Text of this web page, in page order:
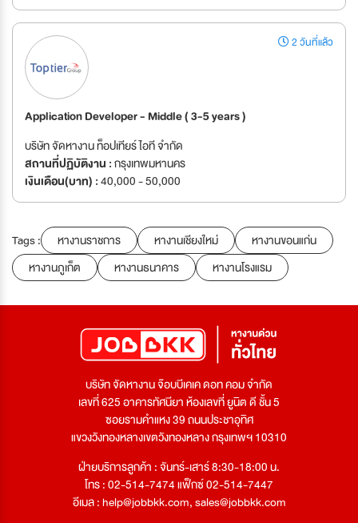
2 วันที่แล้ว
Application Developer - Middle ( 3-5 years )
บริษัท จัดหางาน ท็อปเทียร์ ไอที จำกัด
สถานที่ปฏิบัติงาน :กรุงเทพมหานคร
เงินเดือน(บาท) :40,000 - 50,000
Tags : หางานราชการ หางานเชียงใหม่
หางานขอนแก่น
หางานภูเก็ต
หางานธนาคาร หางานโรงแรม
บริษัท จัดหางาน จ๊อบบีเคเค ดอท คอม จำกัด
เลขที่ 625 อาคารทัศนียา ห้องเลขที่ ยูนิต ดี ชั้น 5
ซอยรามคำแหง 39 ถนนประชาอุทิศ
แขวงวังทองหลางเขตวังทองหลาง กรุงเทพฯ 10310
ฝ่ายบริการลูกค้า : จันทร์-เสาร์ 8:30-18:00 น.
โทร : 02-514-7474 แฟ็กซ์ 02-514-7447
อีเมล :help@jobbkk.com,sales@jobbkk.com